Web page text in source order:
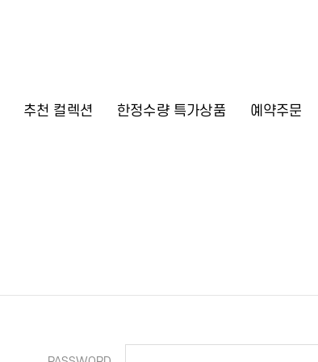
추천 컬렉션 한정수량 특가상품 예약주문